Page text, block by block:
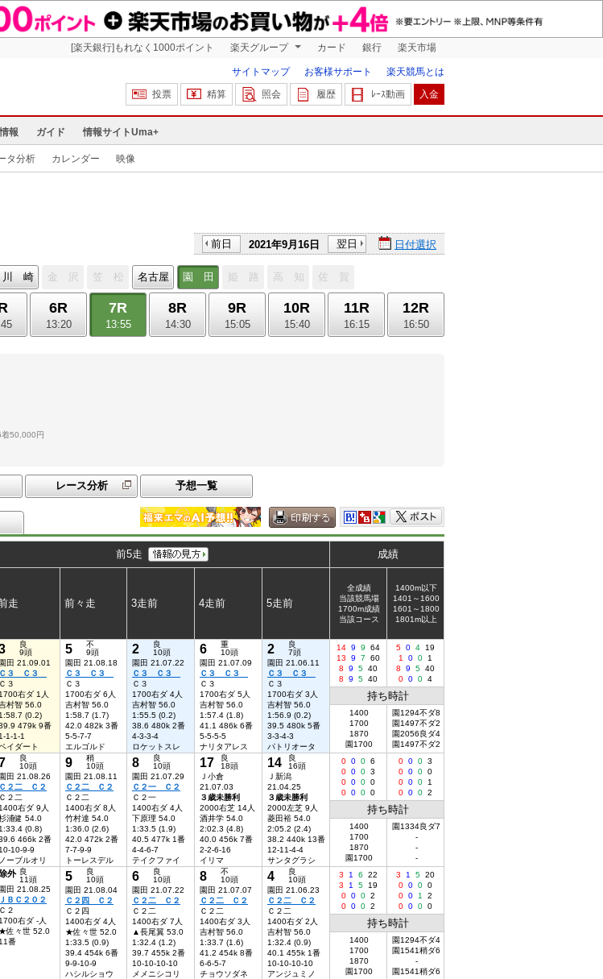
[楽天銀行]もれなく1000ポイント 楽天グループ カード 銀行 楽天市場
サイトマップ お客様サポート
楽天競馬とは
投票
精算 照会 履歴 ﾚｰｽ動画 入金
報 ガイド 情報サイトUma+
タ分析 カレンダー 映像
前日 2021年9月16日 翌日 日付選択
川 崎 金 沢 笠 松 名古屋 園 田 姫 路 高 知
佐 賀
6R
13:20
7R
13:55
8R
14:30
9R
15:05
10R
15:40
11R
16:15
12R
16:50
着50,000円
レース分析 予想一覧
前5走 成績
走 前々走 3走前 4走前 5走前
全成績
当該競馬場
1700m成績
当該コース
1400m以下
1401～1600
1601～1800
1801m以上
良
9頭
園田 21.09.01
Ｃ３ Ｃ３
Ｃ３
1700右ダ 1人
村智 56.0
1:58.7 (0.2)
479k 9番
1-1-1-1
イダート
5
不
9頭
園田 21.08.18
Ｃ３ Ｃ３
Ｃ３
1700右ダ 6人
吉村智 56.0
1:58.7 (1.7)
42.0 482k 3番
5-5-7-7
エルゴルド
2
良
10頭
園田 21.07.22
Ｃ３ Ｃ３
Ｃ３
1700右ダ 4人
吉村智 56.0
1:55.5 (0.2)
38.6 480k 2番
4-3-3-4
ロケットスレ
6
重
10頭
園田 21.07.09
Ｃ３ Ｃ３
Ｃ３
1700右ダ 5人
吉村智 56.0
1:57.4 (1.8)
41.1 486k 6番
5-5-5-5
ナリタアレス
2
良
7頭
園田 21.06.11
Ｃ３ Ｃ３
Ｃ３
1700右ダ 3人
吉村智 56.0
1:56.9 (0.2)
39.5 480k 5番
3-3-4-3
パトリオータ
14 9 9
64
13
9 7
60
8
9 5 40
8
9 5 40
5 0 4
19
1
0 0
1
8
9 5 40
0 0 0 4
持ち時計
1400
1700
1870
園1700
園1294不ダ8
園1497不ダ2
園2056良ダ4
園1497不ダ2
良
10頭
園田 21.08.26
Ｃ２二 Ｃ２
Ｃ２二
1400右ダ 9人
浦健 54.0
1:33.4 (0.8)
466k 2番
10-10-9-9
ノーブルオリ
9
稍
10頭
園田 21.08.11
Ｃ２二 Ｃ２
Ｃ２二
1400右ダ 8人
竹村達 54.0
1:36.0 (2.6)
42.0 472k 2番
7-7-9-9
トーレスデル
8
良
10頭
園田 21.07.29
Ｃ２一 Ｃ２
Ｃ２一
1400右ダ 4人
下原理 54.0
1:33.5 (1.9)
40.5 477k 1番
4-4-6-7
テイクファイ
17
良
18頭
Ｊ小倉
21.07.03
３歳未勝利
2000右芝 14人
酒井学 54.0
2:02.3 (4.8)
40.0 456k 7番
2-2-6-16
イリマ
14
良
16頭
Ｊ新潟
21.04.25
３歳未勝利
2000左芝 9人
菱田裕 54.0
2:05.2 (2.4)
38.2 440k 13番
12-11-4-4
サンタグラシ
0 0 0 6
0 0 0 3
0 0 0 0
0 0 0 0
0 0 0 3
0 0 0 0
0 0 0
1
0 0 0 2
持ち時計
1400
1700
1870
園1700
園1334良ダ7
-
-
-
除外 良
11頭
園田 21.08.25
ＪＢＣ２０２
Ｃ２
1700右ダ -人
★佐々世 52.0
11番
5
良
10頭
園田 21.08.04
Ｃ２四 Ｃ２
Ｃ２四
1400右ダ 4人
★佐々世 52.0
1:33.5 (0.9)
39.4 454k 6番
9-9-10-9
ハシルショウ
6
良
10頭
園田 21.07.22
Ｃ２二 Ｃ２
Ｃ２二
1400右ダ 7人
▲長尾翼 53.0
1:32.4 (1.2)
39.7 455k 2番
10-10-10-10
メメニシコリ
8
不
10頭
園田 21.07.07
Ｃ２二 Ｃ２
Ｃ２二
1400右ダ 3人
吉村智 56.0
1:33.7 (1.6)
41.2 454k 8番
6-6-5-7
チョウソダネ
4
良
10頭
園田 21.06.23
Ｃ２二 Ｃ２
Ｃ２二
1400右ダ 2人
吉村智 56.0
1:32.4 (0.9)
40.1 455k 1番
10-10-10-10
アンジュミノ
3 1 6
22
3
1 5
19
0 0 0 2
0 0 0 2
3 1 5 20
0 0 0 0
0 0 1
2
0 0 0 0
持ち時計
1400
1700
1870
園1700
園1294不ダ4
園1541稍ダ6
-
園1541稍ダ6